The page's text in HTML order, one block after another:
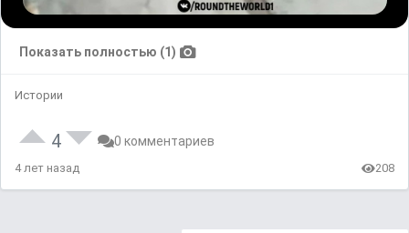
Показать полностью (1)
Истории
4 0 комментариев
4 лет назад 208